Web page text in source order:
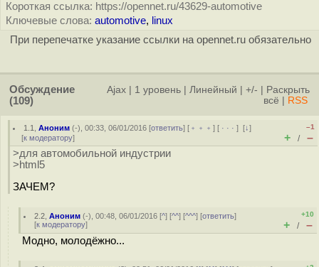
Короткая ссылка: https://opennet.ru/43629-automotive
Ключевые слова: automotive, linux
При перепечатке указание ссылки на opennet.ru обязательно
Обсуждение
(109)
Ajax 1 уровень Линейный +/-
Раскрыть
всё
RSS
1.1 ,Аноним (-), 00:33, 06/01/2016 [ответить] [ ﹢﹢﹢] [ · · ·][↓]
[к модератору]
–1
+ / –
>для автомобильной индустрии
>html5
ЗАЧЕМ?
2.2 ,Аноним (-), 00:48, 06/01/2016 [^] [^^] [^^^] [ответить]
[к модератору]
+10
+ / –
Модно, молодёжно...